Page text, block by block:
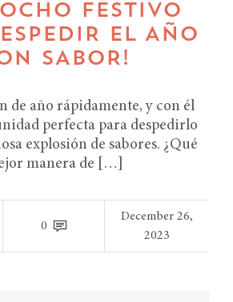
FESTIVO
EL AÑO
SABOR!
de año rápidamente, y con él
perfecta para despedirlo
explosión de sabores. ¿Qué
manera de […]
0
December 26,
2023